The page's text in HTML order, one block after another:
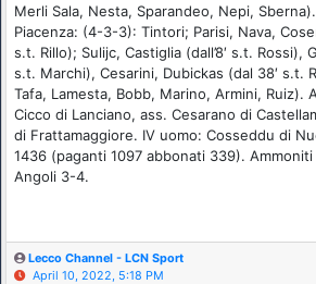
Merli Sala, Nesta, Sparandeo, Nepi,
Piacenza: (4-3-3): Tintori; Parisi, Nava,
s.t. Rillo); Sulijc, Castiglia (dall’8′ s.t. Rossi),
s.t. Marchi), Cesarini, Dubickas (dal 38′ s.t.
Tafa, Lamesta, Bobb, Marino, Armini, Ruiz).
Cicco di Lanciano, ass. Cesarano di
di Frattamaggiore. IV uomo: Cosseddu di
1436 (paganti 1097 abbonati 339). Ammoniti
Angoli 3-4.
Lecco Channel - LCN Sport
April 10, 2022, 5:18 PM